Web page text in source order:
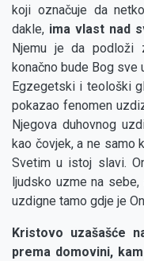
koji označuje da
dakle, ima vlast nad
Njemu je da podloži
konačno bude Bog sve
Egzegetski i teološki
pokazao fenomen
Njegova duhovnog
kao čovjek, a ne samo
Svetim u istoj slavi.
ljudsko uzme na
uzdigne tamo gdje je
Kristovo uzašašće
prema domovini,